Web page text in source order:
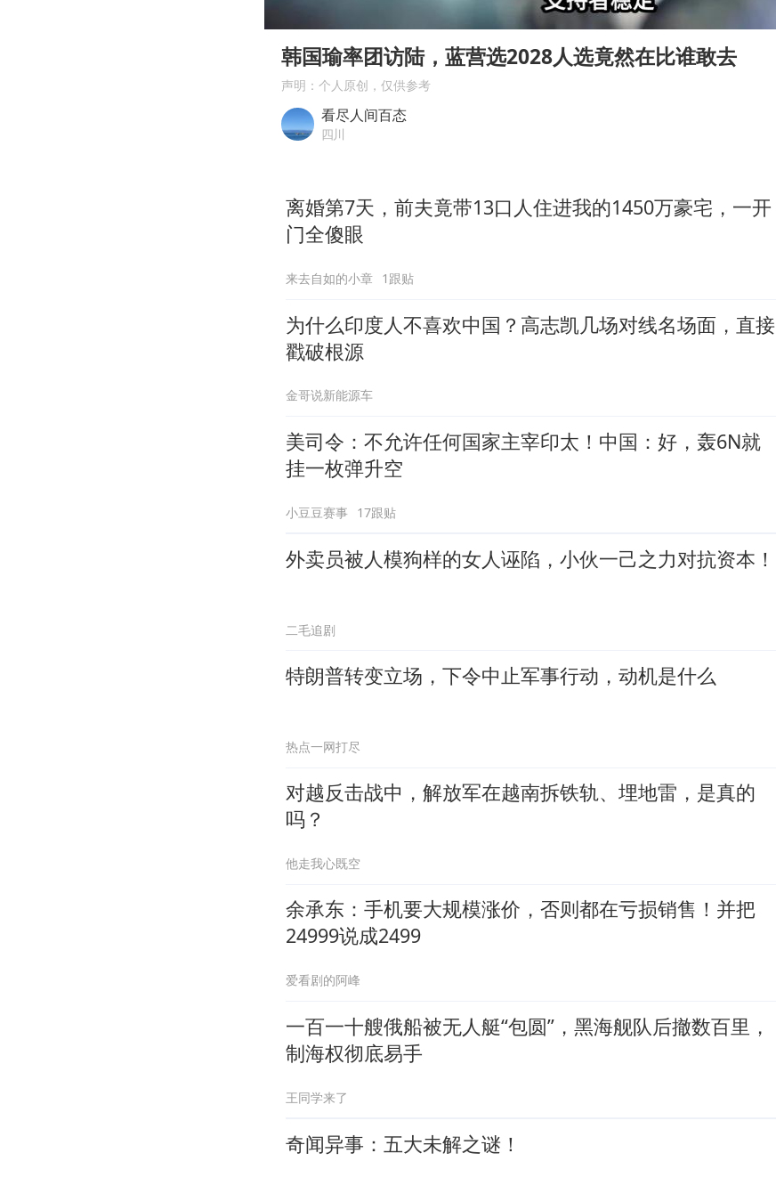
台风灿鸿未来对中国无影响
美媒称美国想用战术核武器对抗中俄
韩国瑜率团访陆，蓝营选2028人选竟然在比谁敢去
声明：个人原创，仅供参考
看尽人间百态
四川
离婚第7天，前夫竟带13口人住进我的1450万豪宅，一开
门全傻眼
来去自如的小章 1跟贴
为什么印度人不喜欢中国？高志凯几场对线名场面，直接
戳破根源
金哥说新能源车
美司令：不允许任何国家主宰印太！中国：好，轰6N就
挂一枚弹升空
小豆豆赛事 17跟贴
外卖员被人模狗样的女人诬陷，小伙一己之力对抗资本！
二毛追剧
特朗普转变立场，下令中止军事行动，动机是什么
热点一网打尽
对越反击战中，解放军在越南拆铁轨、埋地雷，是真的
吗？
他走我心既空
余承东：手机要大规模涨价，否则都在亏损销售！并把
24999说成2499
爱看剧的阿峰
一百一十艘俄船被无人艇“包圆”，黑海舰队后撤数百里，
制海权彻底易手
王同学来了
奇闻异事：五大未解之谜！